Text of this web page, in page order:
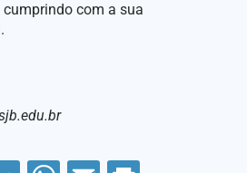
com a sua